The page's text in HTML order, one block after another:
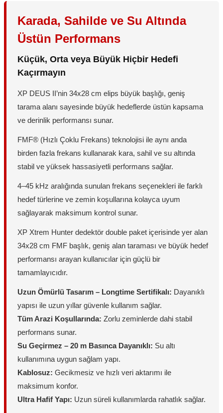
Karada, Sahilde ve Su Altında
Üstün Performans
Küçük, Orta veya Büyük Hiçbir Hedefi
Kaçırmayın
XP DEUS II’nin 34x28 cm elips büyük başlığı, geniş
tarama alanı sayesinde büyük hedeflerde üstün kapsama
ve derinlik performansı sunar.
FMF® (Hızlı Çoklu Frekans) teknolojisi ile aynı anda
birden fazla frekans kullanarak kara, sahil ve su altında
stabil ve yüksek hassasiyetli performans sağlar.
4–45 kHz aralığında sunulan frekans seçenekleri ile farklı
hedef türlerine ve zemin koşullarına kolayca uyum
sağlayarak maksimum kontrol sunar.
XP Xtrem Hunter dedektör double paket içerisinde yer alan
34x28 cm FMF başlık, geniş alan taraması ve büyük hedef
performansı arayan kullanıcılar için güçlü bir
tamamlayıcıdır.
Uzun Ömürlü Tasarım – Longtime Sertifikalı: Dayanıklı
yapısı ile uzun yıllar güvenle kullanım sağlar.
Tüm Arazi Koşullarında: Zorlu zeminlerde dahi stabil
performans sunar.
Su Geçirmez – 20 m Basınca Dayanıklı: Su altı
kullanımına uygun sağlam yapı.
Kablosuz: Gecikmesiz ve hızlı veri aktarımı ile
maksimum konfor.
Ultra Hafif Yapı: Uzun süreli kullanımlarda rahatlık sağlar.